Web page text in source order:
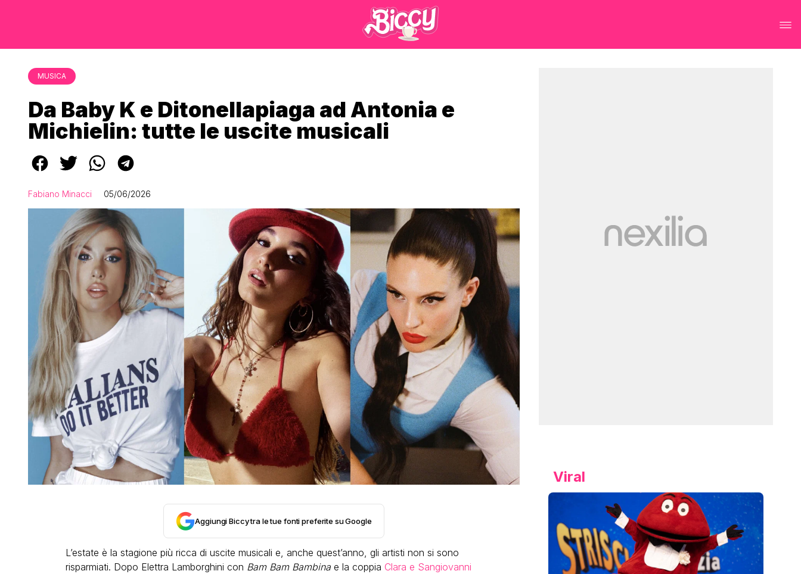
MUSICA
Da Baby K e Ditonellapiaga ad Antonia e
Michielin: tutte le uscite musicali
Fabiano Minacci 05/06/2026
Aggiungi Biccy tra le tue fonti preferite su Google
L’estate è la stagione più ricca di uscite musicali e, anche quest’anno, gli artisti non si sono
risparmiati. Dopo Elettra Lamborghini con Bam Bam Bambinae la coppia Clara e Sangiovanni
Viral